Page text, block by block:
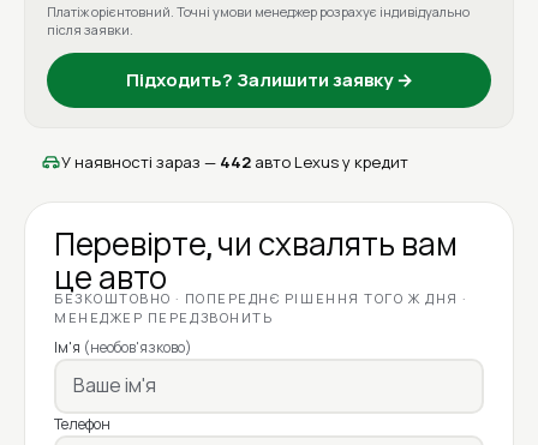
Платіж орієнтовний. Точні умови менеджер розрахує індивідуально
після заявки.
Підходить? Залишити заявку →
У наявності зараз — 442 авто Lexus у кредит
Перевірте, чи схвалять вам
це авто
БЕЗКОШТОВНО · ПОПЕРЕДНЄ РІШЕННЯ ТОГО Ж ДНЯ ·
МЕНЕДЖЕР ПЕРЕДЗВОНИТЬ
Ім'я (необов'язково)
Телефон